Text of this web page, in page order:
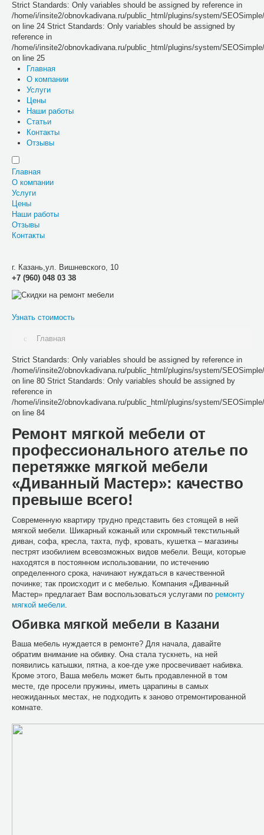
Strict Standards: Only variables should be assigned by reference in
/home/i/insite2/obnovkadivana.ru/public_html/plugins/system/
on line 24 Strict Standards: Only variables should be assigned by
reference in
/home/i/insite2/obnovkadivana.ru/public_html/plugins/system/
on line 25
Главная
О компании
Услуги
Цены
Наши работы
Статьи
Контакты
Отзывы
Главная
О компании
Услуги
Цены
Наши работы
Отзывы
Контакты
г. Казань,ул. Вишневского, 10
+7 (960) 048 03 38
Узнать стоимость
Главная
Strict Standards: Only variables should be assigned by reference in
/home/i/insite2/obnovkadivana.ru/public_html/plugins/system/
on line 80 Strict Standards: Only variables should be assigned by
reference in
/home/i/insite2/obnovkadivana.ru/public_html/plugins/system/
on line 84
Ремонт мягкой мебели от
профессионального ателье по
перетяжке мягкой мебели
«Диванный Мастер»: качество
превыше всего!
Современную квартиру трудно представить без стоящей в ней
мягкой мебели. Шикарный кожаный или скромный текстильный
диван, софа, кресла, тахта, пуф, кровать, кушетка – магазины
пестрят изобилием всевозможных видов мебели. Вещи, которые
находятся в постоянном использовании, по истечению
определенного срока, начинают нуждаться в качественной
починке; так происходит и с мебелью. Компания «Диванный
Мастер» предлагает Вам воспользоваться услугами по ремонту
мягкой мебели.
Обивка мягкой мебели в Казани
Ваша мебель нуждается в ремонте? Для начала, давайте
обратим внимание на обивку. Она стала тускнеть, на ней
появились катышки, пятна, а кое-где уже просвечивает набивка.
Кроме этого, Ваша мебель может быть продавленной в том
месте, где просели пружины, иметь царапины в самых
неожиданных местах, не подходить к заново отремонтированной
комнате.